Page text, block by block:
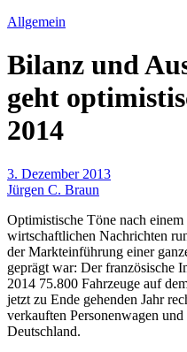
Allgemein
Bilanz und
geht
2014
3. Dezember 2013
Jürgen C. Braun
Optimistische Töne nach einem
wirtschaftlichen Nachrichten
der Markteinführung einer
geprägt war: Der französische
2014 75.800 Fahrzeuge auf
jetzt zu Ende gehenden Jahr
verkauften Personenwagen
Deutschland.